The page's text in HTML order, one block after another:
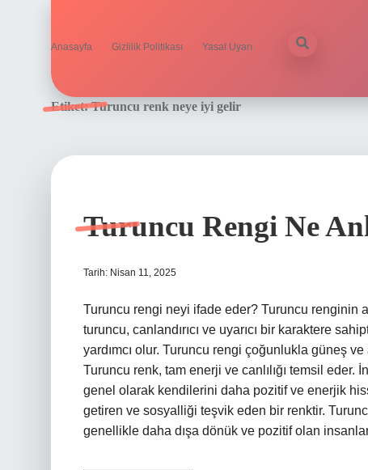
Anasayfa Gizlilik Politikası Yasal Uyarı
Etiket:Turuncu renk neye iyi gelir
Turuncu Rengi Ne
Tarih: Nisan 11, 2025
Turuncu rengi neyi ifade eder? Turuncu renginin
turuncu, canlandırıcı ve uyarıcı bir karaktere
yardımcı olur. Turuncu rengi çoğunlukla güneş
Turuncu renk, tam enerji ve canlılığı temsil eder.
genel olarak kendilerini daha pozitif ve enerjik
getiren ve sosyalliği teşvik eden bir renktir.
genellikle daha dışa dönük ve pozitif olan